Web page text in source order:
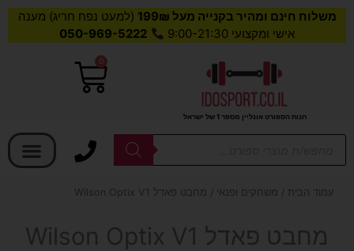
משלוח חינם ומהיר בקנייה מעל 199₪
(למעט נפח חריג) מענה
אישי ומקצועי 9:00-21:30
050-969-5222
חנות הספורט אונליין מספר 1 של ישראל
0
עגלת
Products
עמוד הבית / משחקים ופנאי / מחבט פאדל Wilson Optix V1
מחבט פאדל Wilson Optix V1